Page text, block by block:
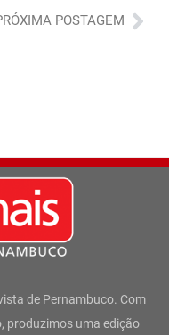
POSTAGEM
de Pernambuco. Com
produzimos uma edição